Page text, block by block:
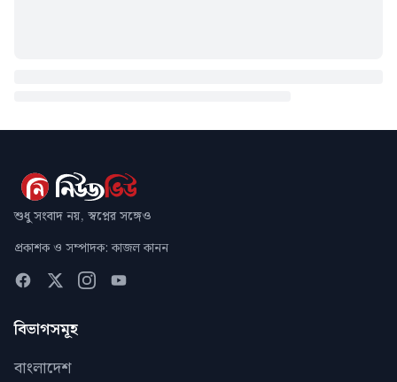
শুধু সংবাদ নয়, স্বপ্নের সঙ্গেও
প্রকাশক ও সম্পাদক: কাজল কানন
বিভাগসমূহ
বাংলাদেশ